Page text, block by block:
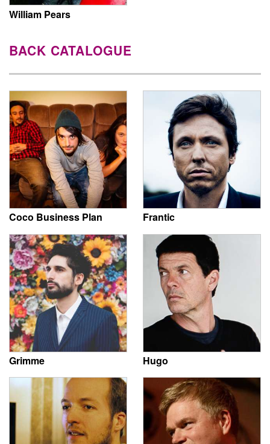
William Pears
BACK CATALOGUE
Coco Business Plan Frantic
Grimme Hugo